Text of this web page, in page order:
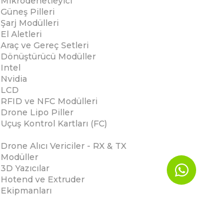
Güneş Pilleri
Şarj Modülleri
El Aletleri
Araç ve Gereç Setleri
Dönüştürücü Modüller
Intel
Nvidia
LCD
RFID ve NFC Modülleri
Drone Lipo Piller
Uçuş Kontrol Kartları (FC)
Drone Alıcı Vericiler - RX & TX
Modüller
3D Yazıcılar
Hotend ve Extruder
Ekipmanları